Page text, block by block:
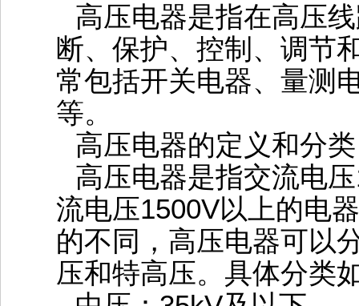
高压电器‌是指在高压
断、保护、控制、调节
常包括开关电器、量测
等‌。
高压电器的定义和分类
高压电器是指交流电
流电压1500V以上的电
的不同，高压电器可以
压和特高压。具体分类